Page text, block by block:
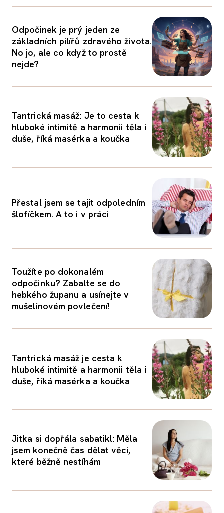
Odpočinek je prý jeden ze
základních pilířů zdravého života.
No jo, ale co když to prostě
nejde?
Tantrická masáž: Je to cesta k
hluboké intimitě a harmonii těla i
duše, říká masérka a koučka
Přestal jsem se tajit odpoledním
šlofíčkem. A to i v práci
Toužíte po dokonalém
odpočinku? Zabalte se do
hebkého županu a usínejte v
mušelínovém povlečení!
Tantrická masáž je cesta k
hluboké intimitě a harmonii těla i
duše, říká masérka a koučka
Jitka si dopřála sabatikl: Měla
jsem konečně čas dělat věci,
které běžně nestíhám